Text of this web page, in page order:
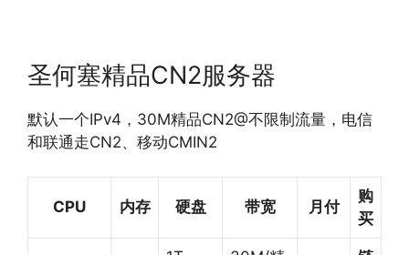
圣何塞精品CN2服务器
默认一个IPv4，30M精品CN2@不限制流量，电信
和联通走CN2、移动CMIN2
CPU 内存 硬盘 带宽 月付
购
买